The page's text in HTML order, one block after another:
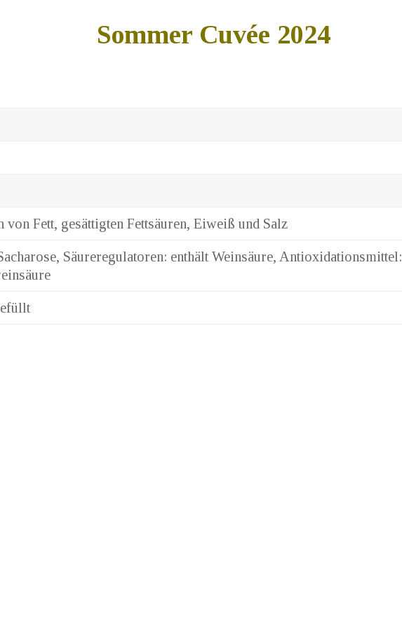
Sommer Cuvée 2024
Fett, gesättigten Fettsäuren, Eiweiß und Salz
Säureregulatoren: enthält Weinsäure, Antioxidationsmittel: